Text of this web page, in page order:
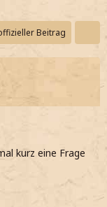
Beitrag
kurz eine Frage